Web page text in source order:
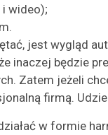
wideo);
jest wygląd
inaczej będzie
Zatem jeżeli
firmą.
w formie